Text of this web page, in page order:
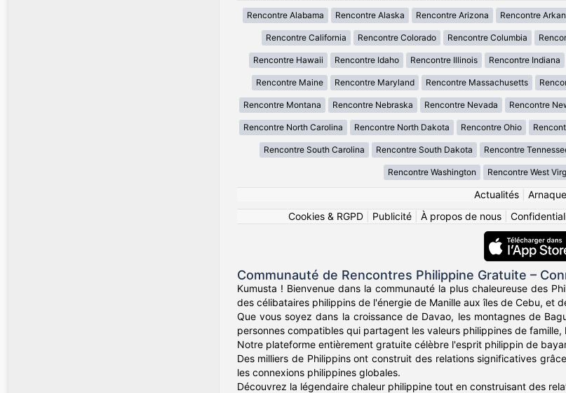
Rencontre Alabama Rencontre Alaska Rencontre Arizona Rencontre
Rencontre California Rencontre Colorado Rencontre Columbia
Rencontre Hawaii Rencontre Idaho Rencontre Illinois Rencontre Indiana
Rencontre Maine Rencontre Maryland Rencontre Massachusetts
Rencontre Montana Rencontre Nebraska Rencontre Nevada Rencontre
Rencontre North Carolina Rencontre North Dakota Rencontre Ohio
Rencontre South Carolina Rencontre South Dakota Rencontre
Rencontre Washington Rencontre West
Actualités|
Cookies & RGPD| Publicité| À propos de nous|
Communauté de Rencontres Philippine Gratuite –
Kumusta ! Bienvenue dans la communauté la plus chaleureuse des
des célibataires philippins de l'énergie de Manille aux îles de Cebu, et
Que vous soyez dans la croissance de Davao, les montagnes de
personnes compatibles qui partagent les valeurs philippines de
Notre plateforme entièrement gratuite célèbre l'esprit philippin de
Des milliers de Philippins ont construit des relations significatives
les connexions philippines globales.
Découvrez la légendaire chaleur philippine tout en construisant des